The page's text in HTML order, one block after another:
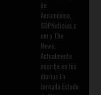
de
Aeroméxico,
SDPNoticias.c
om y The
News.
Actualmente
escribe en los
diarios La
Jornada Estado